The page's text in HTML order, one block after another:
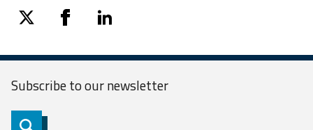
twitter facebooklinkedin
Subscribe to ournewsletter
Subscribe